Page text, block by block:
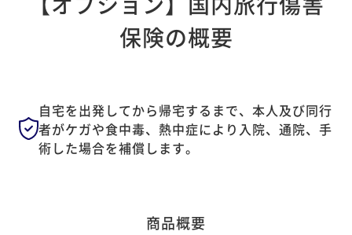
保険の概要
自宅を出発してから帰宅するまで、本人及び同行
者がケガや食中毒、熱中症により入院、通院、手
術した場合を補償します。
商品概要